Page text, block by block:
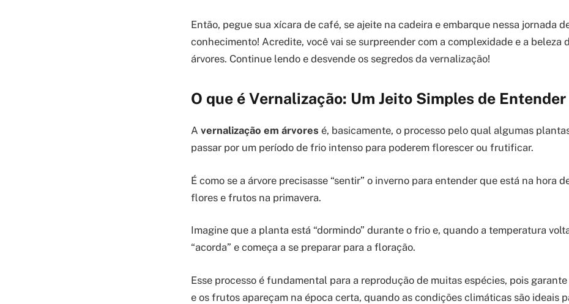
Então, pegue sua xícara de café, se ajeite na cadeira e embarque nessa jornada
conhecimento! Acredite, você vai se surpreender com a complexidade e a beleza
árvores. Continue lendo e desvende os segredos da vernalização!
O que é Vernalização: Um Jeito Simples de Entender
A vernalização em árvores é, basicamente, o processo pelo qual algumas
passar por um período de frio intenso para poderem florescer ou frutificar.
É como se a árvore precisasse “sentir” o inverno para entender que está na hora
flores e frutos na primavera.
Imagine que a planta está “dormindo” durante o frio e, quando a temperatura
“acorda” e começa a se preparar para a floração.
Esse processo é fundamental para a reprodução de muitas espécies, pois
e os frutos apareçam na época certa, quando as condições climáticas são ideais